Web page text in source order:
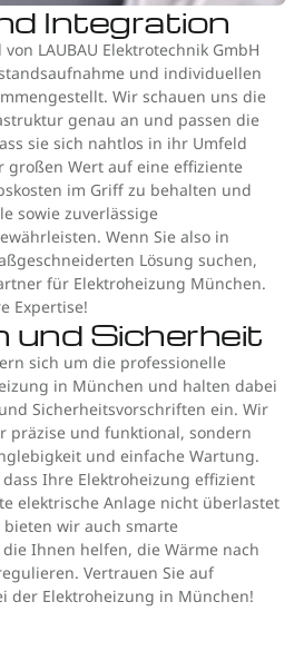
Integration
LAUBAU Elektrotechnik GmbH
und individuellen
Wir schauen uns die
genau an und passen die
sie sich nahtlos in ihr Umfeld
großen Wert auf eine effiziente
im Griff zu behalten und
sowie zuverlässige
Wenn Sie also in
Lösung suchen,
für Elektroheizung München.
Expertise!
und Sicherheit
sich um die professionelle
in München und halten dabei
Sicherheitsvorschriften ein. Wir
präzise und funktional, sondern
und einfache Wartung.
Ihre Elektroheizung effizient
elektrische Anlage nicht überlastet
wir auch smarte
Ihnen helfen, die Wärme nach
Vertrauen Sie auf
der Elektroheizung in München!